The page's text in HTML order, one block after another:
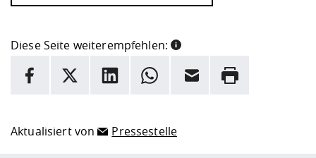
Diese Seite weiterempfehlen:
INFORMATION
Hier stehen weitere Informationen und ein Link zur
Facebook
X LinkedInWhatsappE-Mail Drucken
Aktualisiert von Pressestelle